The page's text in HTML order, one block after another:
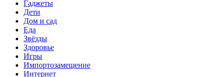
Гаджеты
Дети
Дом и сад
Еда
Звёзды
Здоровье
Игры
Импортозамещение
Интернет